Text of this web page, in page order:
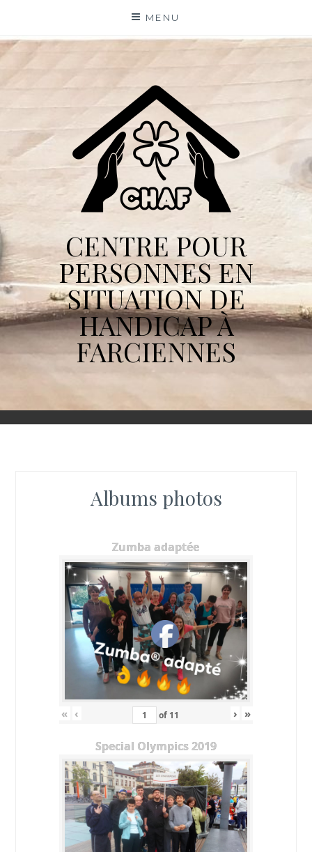
content
MENU
CENTRE POUR
PERSONNES EN
SITUATION DE
HANDICAP À
FARCIENNES
Albums photos
Zumba adaptée
« ‹ of 11 › »
Special Olympics 2019